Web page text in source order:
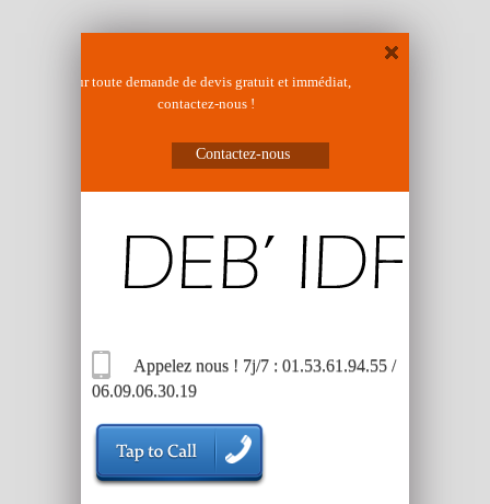
Pour toute demande de devis gratuit et immédiat,
contactez-nous !
Contactez-nous
Appelez nous ! 7j/7 : 01.53.61.94.55 /
06.09.06.30.19